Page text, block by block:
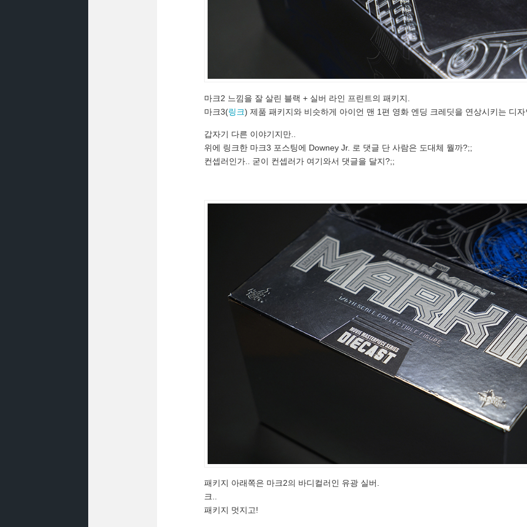
마크2 느낌을 잘 살린 블랙 + 실버 라인 프린트의 패키지.
마크3(링크) 제품 패키지와 비슷하게 아이언 맨 1편 영화 엔딩 크레딧을 연상시키는 디
갑자기 다른 이야기지만..
위에 링크한 마크3 포스팅에 Downey Jr. 로 댓글 단 사람은 도대체 뭘까?;;
컨셉러인가.. 굳이 컨셉러가 여기와서 댓글을 달지?;;
패키지 아래쪽은 마크2의 바디컬러인 유광 실버.
크..
패키지 멋지고!